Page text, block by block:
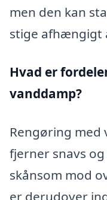
men den kan
stige afhængigt
Hvad er
vanddamp?
Rengøring med
fjerner snavs
skånsom mod
er derudover